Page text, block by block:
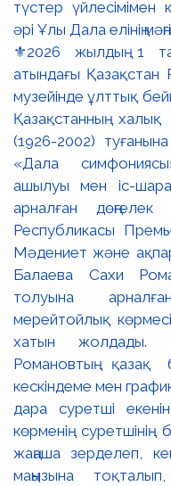
⚜️2026 жылдың 1
атындағы Қазақстан
музейінде ұлттық
Қазақстанның
(1926-2002)
«Дала
ашылуы мен іс-
арналған
Республикасы
Мәдениет және
Балаева Сахи
толуына
мерейтойлық
хатын жолдады.
Романовтың қазақ
кескіндеме мен
дара суретші
көрменің
жаңаша зерделеп,
маңызына